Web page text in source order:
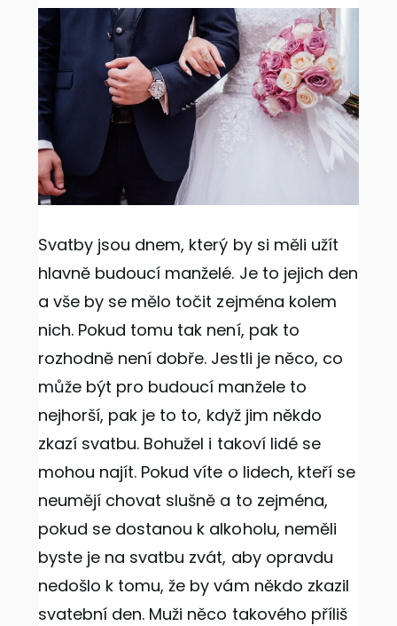
Svatby jsou dnem, který by si měli užít
hlavně budoucí manželé. Je to jejich den
a vše by se mělo točit zejména kolem
nich. Pokud tomu tak není, pak to
rozhodně není dobře. Jestli je něco, co
může být pro budoucí manžele to
nejhorší, pak je to to, když jim někdo
zkazí svatbu. Bohužel i takoví lidé se
mohou najít. Pokud víte o lidech, kteří se
neumějí chovat slušně a to zejména,
pokud se dostanou k alkoholu, neměli
byste je na svatbu zvát, aby opravdu
nedošlo k tomu, že by vám někdo zkazil
svatební den. Muži něco takového příliš